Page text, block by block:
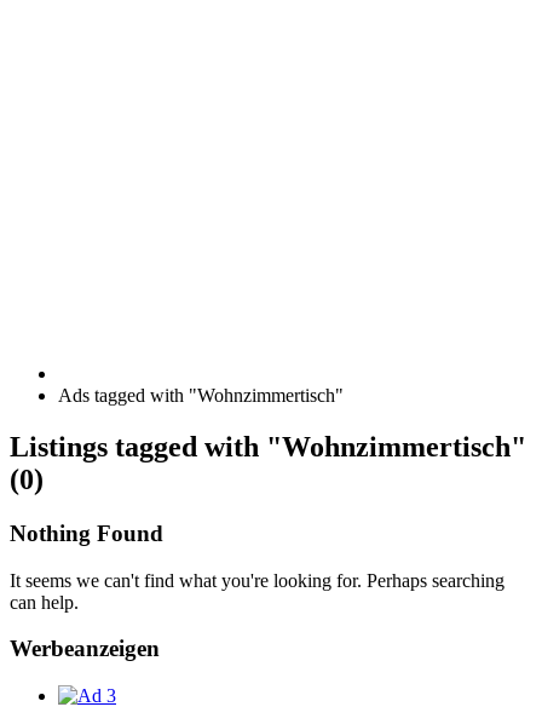
Ads tagged with "Wohnzimmertisch"
RSS
Feed
for
tag
Wohnzimmertisch
Listings tagged with "Wohnzimmertisch"
(0)
Nothing Found
It seems we can't find what you're looking for. Perhaps searching
can help.
Werbeanzeigen